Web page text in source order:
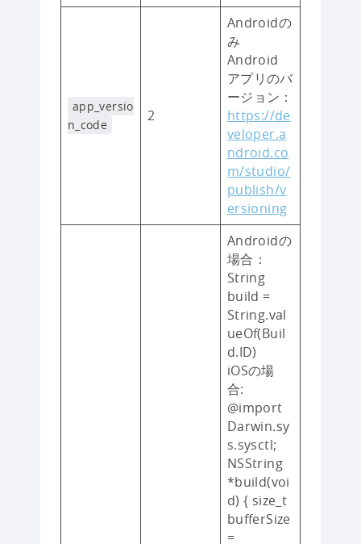
app_versio
n_code
2
Androidの
み
Android
アプリのバ
ージョン：
https://de
veloper.a
ndroid.co
m/studio/
publish/v
ersioning
Androidの
場合：
String
build =
String.val
ueOf(Buil
d.ID)
iOSの場
合:
@import
Darwin.sy
s.sysctl;
NSString
*build(voi
d) { size_t
bufferSize
=